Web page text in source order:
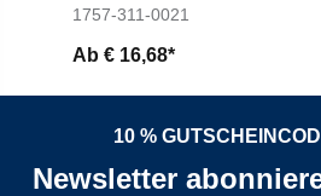
1757-311-0021
Ab € 16,68*
10 %
Newsletter